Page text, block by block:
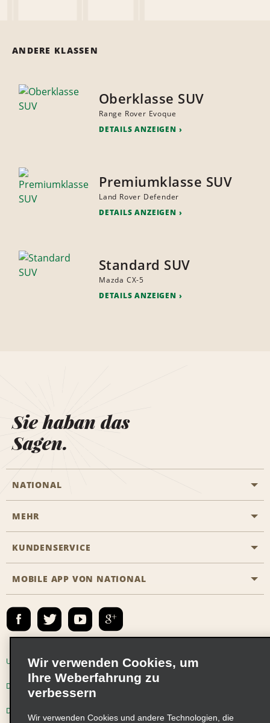
ANDERE KLASSEN
Oberklasse SUV
Range Rover Evoque
DETAILS ANZEIGEN
Premiumklasse SUV
Land Rover Defender
DETAILS ANZEIGEN
Standard SUV
Mazda CX-5
DETAILS ANZEIGEN
Sie haban das
Sagen.
NATIONAL
Eine Reservierung vornehmen
Das Business Rental Programm
Emerald Club Anmelden
MEHR
Karriere
KUNDENSERVICE
Barrierefreiheit
Kontakt
E-Mail anmelden
MOBILE APP VON NATIONAL
Unternehmensinformationen Nutzungsbedingungen
Datenschutzrichtlinie Cookie-Richtlinie
Datenschutzoptionen
Wir verwenden Cookies, um
Ihre Weberfahrung zu
verbessern
Wir verwenden Cookies und andere Technologien, die